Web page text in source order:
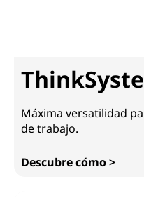
Máxima versatilidad
de trabajo.
Descubre cómo >